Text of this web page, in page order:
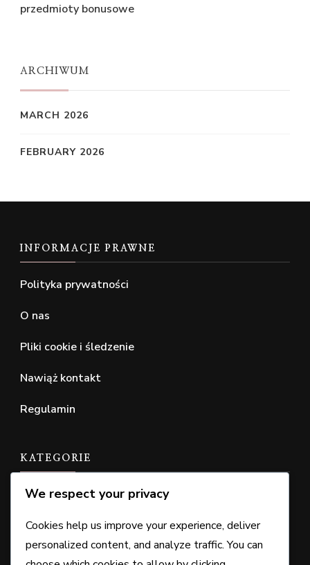
przedmioty bonusowe
ARCHIWUM
MARCH 2026
FEBRUARY 2026
INFORMACJE PRAWNE
Polityka prywatności
O nas
Pliki cookie i śledzenie
Nawiąż kontakt
Regulamin
KATEGORIE
Odbiór kodu portfela
Roszczenia dotyczące uprawnień do DLC
Uprawnienia do bonusów edycyjnych
We respect your privacy
Cookies help us improve your experience, deliver
personalized content, and analyze traffic. You can